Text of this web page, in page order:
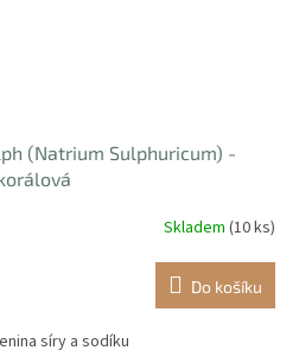
(Natrium Sulphuricum) -
Skladem (10 ks)
Do košíku
síry a sodíku